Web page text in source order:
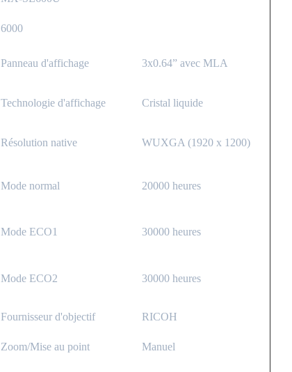
6000
Panneau d'affichage 3x0.64” avec MLA
Technologie d'affichage Cristal liquide
Résolution native WUXGA (1920 x 1200)
Mode normal 20000 heures
Mode ECO1 30000 heures
Mode ECO2 30000 heures
Fournisseur d'objectif RICOH
Zoom/Mise au point Manuel